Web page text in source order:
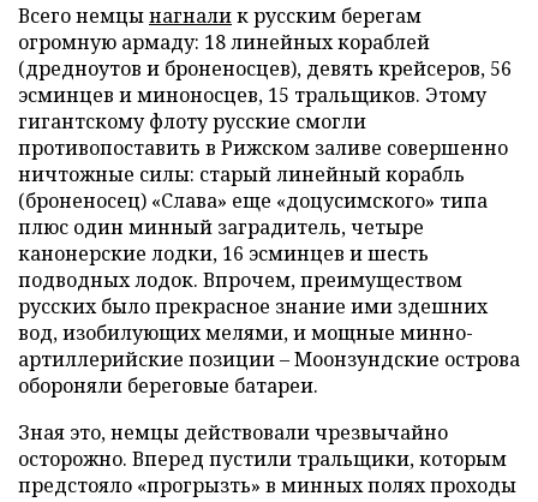
Всего немцынагналик русским берегам
огромную армаду: 18 линейных кораблей
(дредноутов и броненосцев), девять крейсеров, 56
эсминцев и миноносцев, 15 тральщиков. Этому
гигантскому флоту русские смогли
противопоставить в Рижском заливе совершенно
ничтожные силы: старый линейный корабль
(броненосец) «Слава» еще «доцусимского» типа
плюс один минный заградитель, четыре
канонерские лодки, 16 эсминцев и шесть
подводных лодок. Впрочем, преимуществом
русских было прекрасное знание ими здешних
вод, изобилующих мелями, и мощные минно-
артиллерийские позиции – Моонзундские острова
обороняли береговые батареи.
Зная это, немцы действовали чрезвычайно
осторожно. Вперед пустили тральщики, которым
предстояло «прогрызть» в минных полях проходы